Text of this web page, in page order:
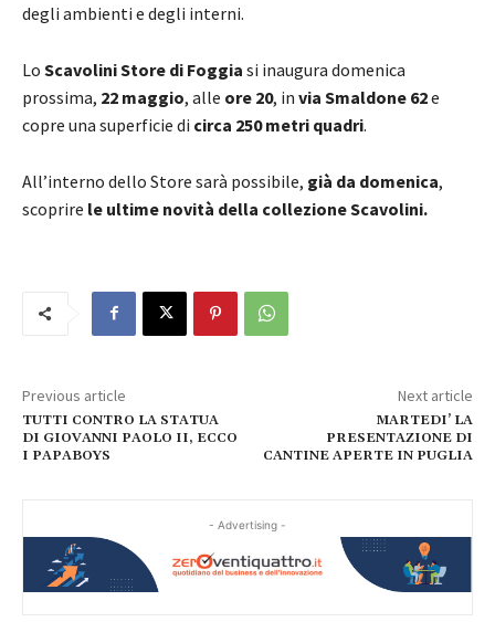
degli ambienti e degli interni.
Lo Scavolini Store di Foggia si inaugura domenica
prossima, 22 maggio, alle ore 20, in via Smaldone 62e
copre una superficie di circa 250 metri quadri.
All’interno dello Store sarà possibile, già da domenica,
scoprire le ultime novità della collezione Scavolini.
Previous article
TUTTI CONTRO LA STATUA
DI GIOVANNI PAOLO II, ECCO
I PAPABOYS
Next article
MARTEDI’ LA
PRESENTAZIONE DI
CANTINE APERTE IN PUGLIA
- Advertising -